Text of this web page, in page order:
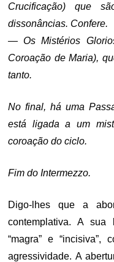
Crucificação) que
dissonâncias. Confere.
— Os Mistérios
Coroação de Maria),
tanto.
No final, há uma
está ligada a um
coroação do ciclo.
Fim do Intermezzo.
Digo-lhes que a
contemplativa. A sua
“magra” e
agressividade. A